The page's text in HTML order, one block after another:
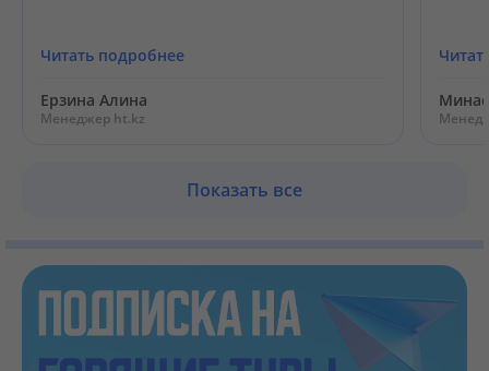
Читать подробнее
Ерзина Алина
Менеджер ht.kz
Показать все